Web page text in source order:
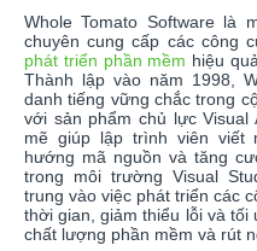
Whole Tomato Software là
chuyên cung cấp các công
phát triển phần mềm hiệu
Thành lập vào năm 1998,
danh tiếng vững chắc trong
với sản phẩm chủ lực
mẽ giúp lập trình viên viết
hướng mã nguồn và tăng
trong môi trường Visual
trung vào việc phát triển các
thời gian, giảm thiểu lỗi và
chất lượng phần mềm và rút